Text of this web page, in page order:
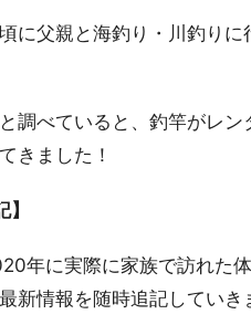
に父親と海釣り・川釣り
調べていると、釣竿がレ
きました！
年に実際に家族で訪れた
新情報を随時追記していき